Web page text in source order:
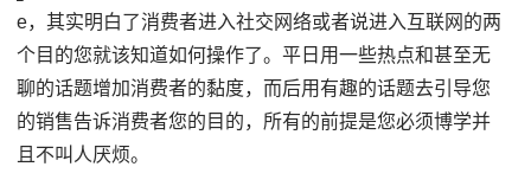
e，其实明白了消费者进入社交网络或者说进入互联网的两
个目的您就该知道如何操作了。平日用一些热点和甚至无
聊的话题增加消费者的黏度，而后用有趣的话题去引导您
的销售告诉消费者您的目的，所有的前提是您必须博学并
且不叫人厌烦。